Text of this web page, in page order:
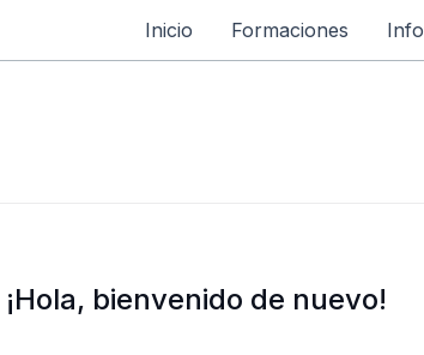
Inicio Formaciones Info
¡Hola, bienvenido de nuevo!